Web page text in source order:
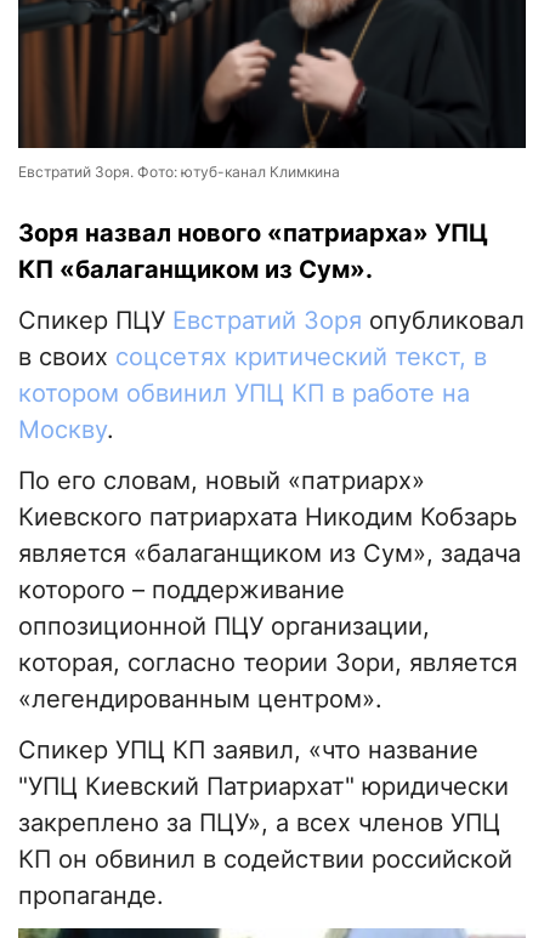
Евстратий Зоря. Фото: ютуб-канал Климкина
Зоря назвал нового «патриарха» УПЦ
КП «балаганщиком из Сум».
Спикер ПЦУ Евстратий Зоря опубликовал
в своих соцсетях критический текст, в
котором обвинил УПЦ КП в работе на
Москву.
По его словам, новый «патриарх»
Киевского патриархата Никодим Кобзарь
является «балаганщиком из Сум», задача
которого – поддерживание
оппозиционной ПЦУ организации,
которая, согласно теории Зори, является
«легендированным центром».
Спикер УПЦ КП заявил, «что название
"УПЦ Киевский Патриархат" юридически
закреплено за ПЦУ», а всех членов УПЦ
КП он обвинил в содействии российской
пропаганде.